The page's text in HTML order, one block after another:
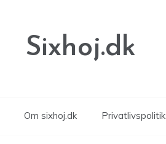
Sixhoj.dk
Om sixhoj.dk Privatlivspolitik